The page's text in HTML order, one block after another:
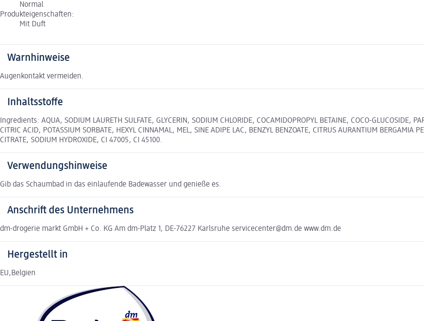
Normal
Produkteigenschaften:
Mit Duft
Warnhinweise
Augenkontakt vermeiden.
Inhaltsstoffe
Ingredients: AQUA, SODIUM LAURETH SULFATE, GLYCERIN, SODIUM CHLORIDE, COCAMIDOPROPYL BETAINE, COCO-GLUCOSIDE,
CITRIC ACID, POTASSIUM SORBATE, HEXYL CINNAMAL, MEL, SINE ADIPE LAC, BENZYL BENZOATE, CITRUS AURANTIUM BERGAMIA
CITRATE, SODIUM HYDROXIDE, CI 47005, CI 45100.
Verwendungshinweise
Gib das Schaumbad in das einlaufende Badewasser und genieße es.
Anschrift des Unternehmens
dm-drogerie markt GmbH + Co. KG Am dm-Platz 1, DE-76227 Karlsruhe servicecenter@dm.de www.dm.de
Hergestellt in
EU,Belgien